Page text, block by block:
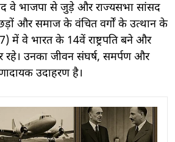
वे भाजपा से जुड़े और राज्यसभा सांसद
और समाज के वंचित वर्गों के उत्थान के
में वे भारत के 14वें राष्ट्रपति बने और
उनका जीवन संघर्ष, समर्पण और
उदाहरण है।